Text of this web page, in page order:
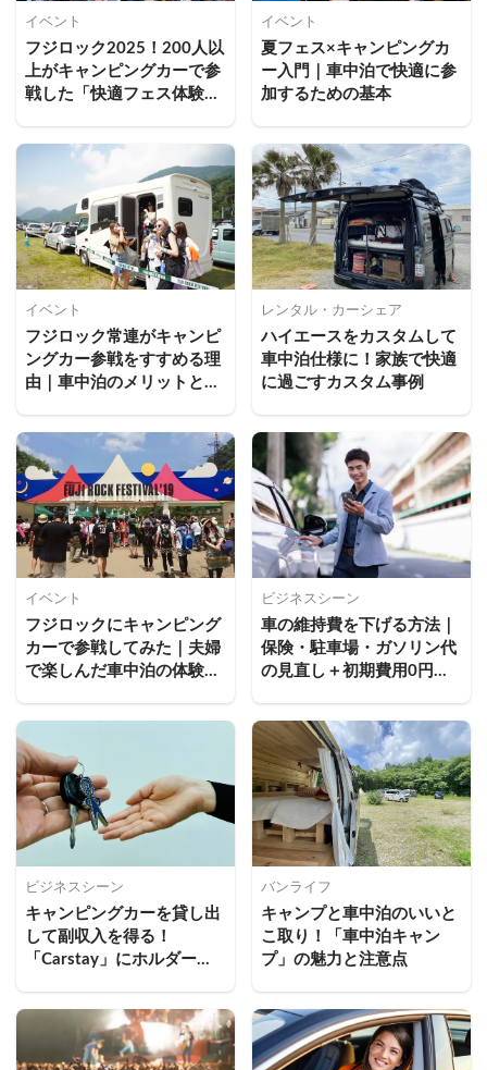
イベント
フジロック2025！200人以
上がキャンピングカーで参
戦した「快適フェス体験」
イベント
夏フェス×キャンピングカ
ー入門｜車中泊で快適に参
加するための基本
イベント
フジロック常連がキャンピ
ングカー参戦をすすめる理
由｜車中泊のメリットと過
レンタル・カーシェア
ハイエースをカスタムして
車中泊仕様に！家族で快適
に過ごすカスタム事例
イベント
フジロックにキャンピング
カーで参戦してみた｜夫婦
で楽しんだ車中泊の体験談
ビジネスシーン
車の維持費を下げる方法｜
保険・駐車場・ガソリン代
の見直し＋初期費用0円か
ビジネスシーン
キャンピングカーを貸し出
して副収入を得る！
「Carstay」にホルダー登
バンライフ
キャンプと車中泊のいいと
こ取り！「車中泊キャン
プ」の魅力と注意点